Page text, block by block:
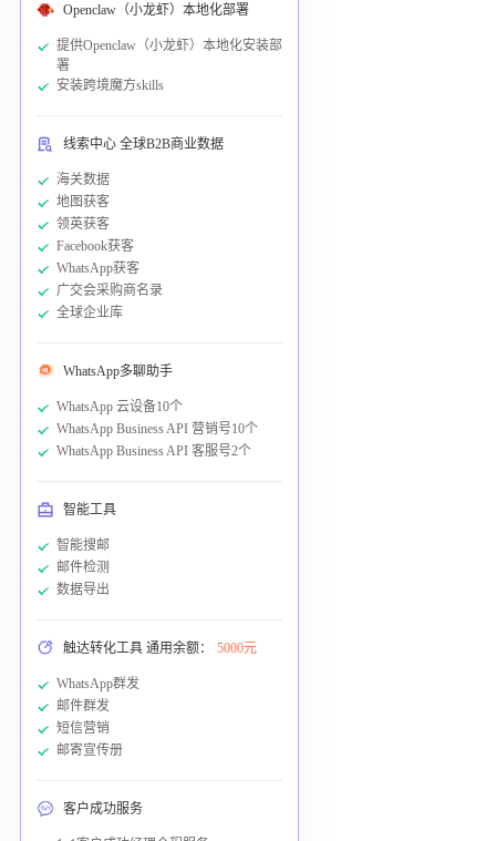
Openclaw（小龙虾）本地化部署
提供Openclaw（小龙虾）本地化安装部
署
安装跨境魔方skills
线索中心 全球B2B商业数据
海关数据
地图获客
领英获客
Facebook获客
WhatsApp获客
广交会采购商名录
全球企业库
WhatsApp多聊助手
WhatsApp 云设备10个
WhatsApp Business API 营销号10个
WhatsApp Business API 客服号2个
智能工具
智能搜邮
邮件检测
数据导出
触达转化工具 通用余额： 5000元
WhatsApp群发
邮件群发
短信营销
邮寄宣传册
客户成功服务